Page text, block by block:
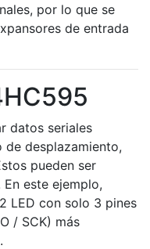
por lo que se
de entrada
datos seriales
desplazamiento,
pueden ser
este ejemplo,
LED con solo 3 pines
/ SCK) más